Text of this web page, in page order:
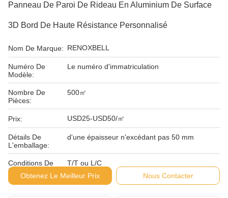
Panneau De Paroi De Rideau En Aluminium De Surface
3D Bord De Haute Résistance Personnalisé
Nom De Marque: RENOXBELL
Numéro De
Modèle:
Le numéro d'immatriculation
Nombre De
Pièces:
500㎡
Prix: USD25-USD50/㎡
Détails De
L'emballage:
d'une épaisseur n'excédant pas 50 mm
Conditions De
Paiement:
T/T ou L/C
Obtenez Le Meilleur Prix
Nous Contacter